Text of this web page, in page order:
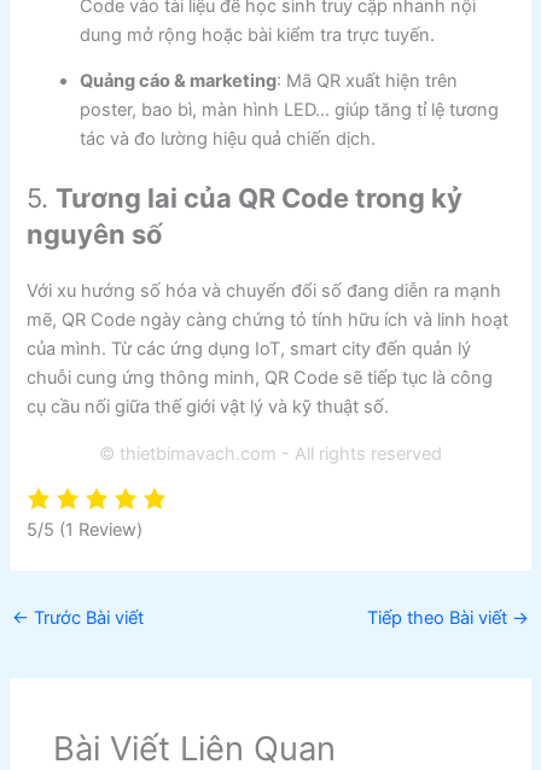
Code vào tài liệu để học sinh truy cập nhanh nội
dung mở rộng hoặc bài kiểm tra trực tuyến.
Quảng cáo & marketing: Mã QR xuất hiện trên
poster, bao bì, màn hình LED… giúp tăng tỉ lệ tương
tác và đo lường hiệu quả chiến dịch.
5.Tương lai của QR Code trong kỷ
nguyên số
Với xu hướng số hóa và chuyển đổi số đang diễn ra mạnh
mẽ, QR Code ngày càng chứng tỏ tính hữu ích và linh hoạt
của mình. Từ các ứng dụng IoT, smart city đến quản lý
chuỗi cung ứng thông minh, QR Code sẽ tiếp tục là công
cụ cầu nối giữa thế giới vật lý và kỹ thuật số.
© thietbimavach.com - All rights reserved
5/5 (1 Review)
← Trước Bài viết Tiếp theo Bài viết →
Bài Viết Liên Quan